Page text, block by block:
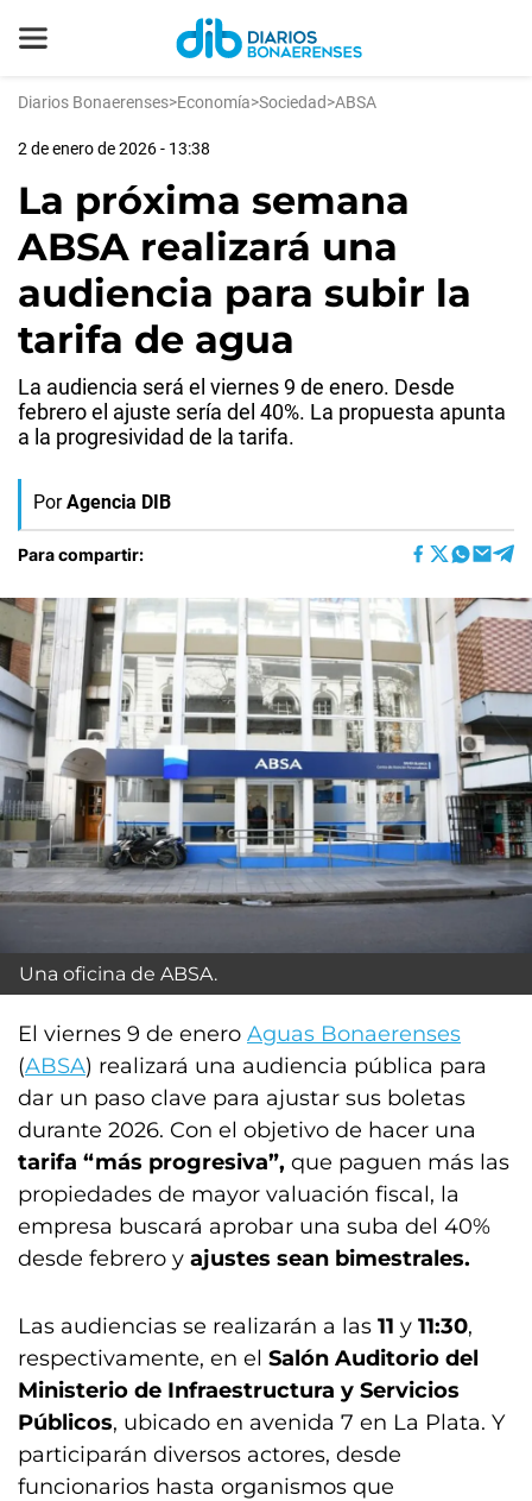
Diarios Bonaerenses>Economía>Sociedad>ABSA
2 de enero de 2026 - 13:38
La próxima semana
ABSA realizará una
audiencia para subir la
tarifa de agua
La audiencia será el viernes 9 de enero. Desde
febrero el ajuste sería del 40%. La propuesta apunta
a la progresividad de la tarifa.
Por Agencia DIB
Para compartir:
Una oficina de ABSA.
El viernes 9 de enero Aguas Bonaerenses
(ABSA) realizará una audiencia pública para
dar un paso clave para ajustar sus boletas
durante 2026. Con el objetivo de hacer una
tarifa “más progresiva”, que paguen más las
propiedades de mayor valuación fiscal, la
empresa buscará aprobar una suba del 40%
desde febrero y ajustes sean bimestrales.
Las audiencias se realizarán a las 11 y 11:30,
respectivamente, en el Salón Auditorio del
Ministerio de Infraestructura y Servicios
Públicos, ubicado en avenida 7 en La Plata. Y
participarán diversos actores, desde
funcionarios hasta organismos que